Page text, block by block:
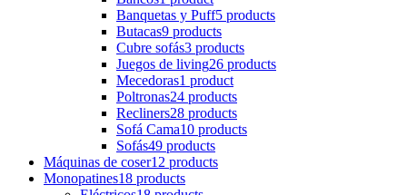
Banquetas y Puff5 products
Butacas9 products
Cubre sofás3 products
Juegos de living26 products
Mecedoras1 product
Poltronas24 products
Recliners28 products
Sofá Cama10 products
Sofás49 products
Máquinas de coser12 products
Monopatines18 products